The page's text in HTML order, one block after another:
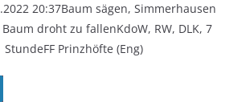
20:37Baum sägen, Simmerhausen
droht zu fallenKdoW, RW, DLK, 7
Prinzhöfte (Eng)